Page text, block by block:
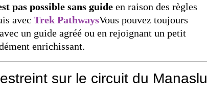
pas possible sans guide en raison des règles
avec Trek PathwaysVous pouvez toujours
un guide agréé ou en rejoignant un petit
enrichissant.
sur le circuit du Manaslu